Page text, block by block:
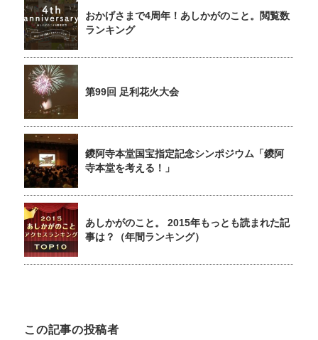
おかげさまで4周年！あしかがのこと。閲覧数
ランキング
第99回 足利花火大会
鑁阿寺本堂国宝指定記念シンポジウム「鑁阿
寺本堂を考える！」
あしかがのこと。 2015年もっとも読まれた記
事は？（年間ランキング）
この記事の投稿者